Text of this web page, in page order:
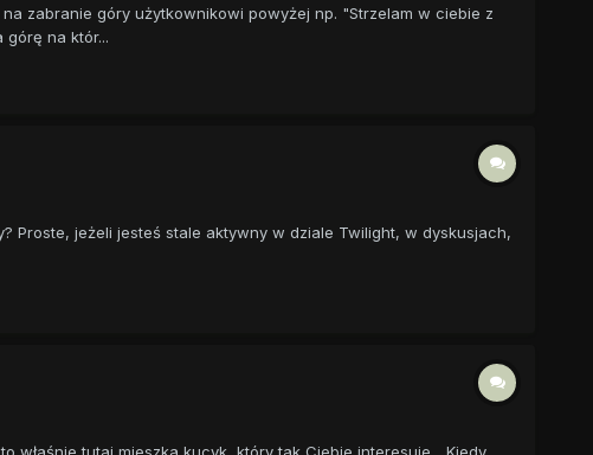
zabranie góry użytkownikowi powyżej np. "Strzelam w ciebie z
górę na któr...
Proste, jeżeli jesteś stale aktywny w dziale Twilight, w dyskusjach,
właśnie tutaj mieszka kucyk, który tak Ciebie interesuje... Kiedy